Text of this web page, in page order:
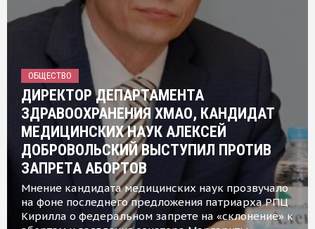
ОБЩЕСТВО
ДИРЕКТОР ДЕПАРТАМЕНТА
ЗДРАВООХРАНЕНИЯ ХМАО, КАНДИДАТ
МЕДИЦИНСКИХ НАУК АЛЕКСЕЙ
ДОБРОВОЛЬСКИЙ ВЫСТУПИЛ ПРОТИВ
ЗАПРЕТА АБОРТОВ
Мнение кандидата медицинских наук прозвучало
на фоне последнего предложения патриарха РПЦ
Кирилла о федеральном запрете на «склонение» к